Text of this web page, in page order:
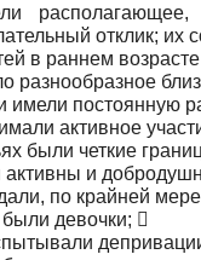
отклик;
в раннем
разнообразное
имели постоянную
активное
были четкие
и
по крайней
девочки; 